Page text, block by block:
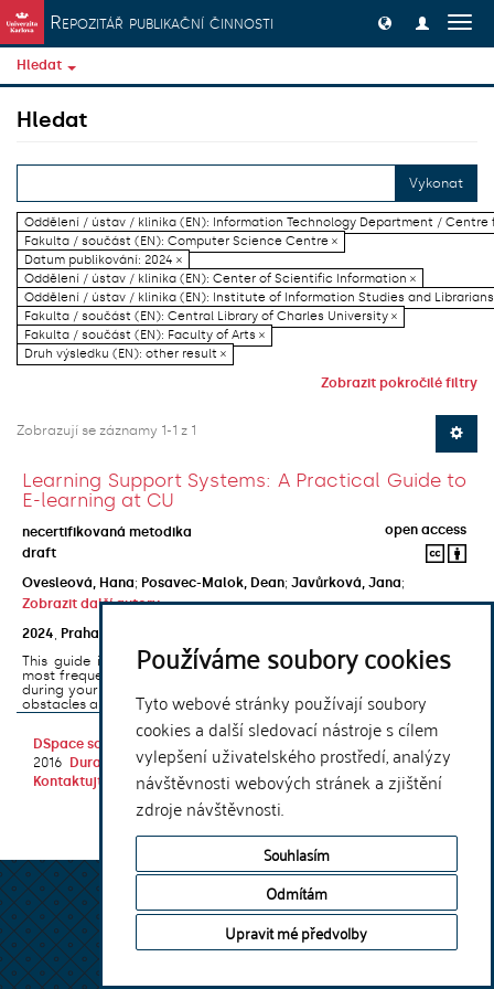
Používáme soubory cookies
Tyto webové stránky používají soubory
cookies a další sledovací nástroje s cílem
vylepšení uživatelského prostředí, analýzy
návštěvnosti webových stránek a zjištění
zdroje návštěvnosti.
Souhlasím
Odmítám
Upravit mé předvolby
Přeskočit na obsah
Repozitář publikační činnosti
Hledat
Hledat
Vykonat
Oddělení / ústav / klinika (EN): Information Technology Department / Centre
Fakulta / součást (EN): Computer Science Centre ×
Datum publikování: 2024 ×
Oddělení / ústav / klinika (EN): Center of Scientific Information ×
Oddělení / ústav / klinika (EN): Institute of Information Studies and
Fakulta / součást (EN): Central Library of Charles University ×
Fakulta / součást (EN): Faculty of Arts ×
Druh výsledku (EN): other result ×
Zobrazit pokročilé filtry
Zobrazují se záznamy 1-1 z 1
Learning Support Systems: A Practical Guide to
E-learning at CU
necertifikovaná metodika
open access
draft
Ovesleová, Hana; Posavec-Malok, Dean; Javůrková, Jana;
Zobrazit další autory
2024
Praha
This guide introduces the e-learning support tools that are used
most frequently at Charles University and that you may encounter
during your studies. It will also help you to avoid the most common
obstacles associated ...
DSpace software
2016
DuraSpace
Kontaktujte nás |Vyjádření názoru
Theme by